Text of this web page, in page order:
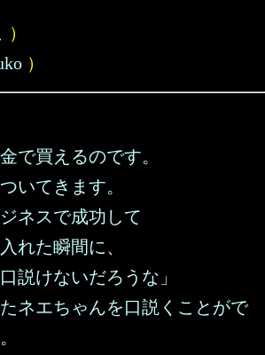
）
）
で買えるのです。
いてきます。
ネスで成功して
れた瞬間に、
説けないだろうな」
ネエちゃんを口説くことがで